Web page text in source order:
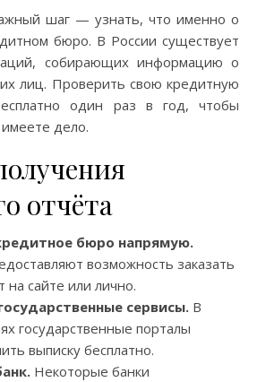
шаг — узнать, что именно о
бюро. В России существует
собирающих информацию о
лиц. Проверить свою кредитную
один раз в год, чтобы
дело.
отчёта
бюро напрямую.
возможность заказать
на сайте или лично.
сервисы. В
государственные порталы
выписку бесплатно.
Некоторые банки